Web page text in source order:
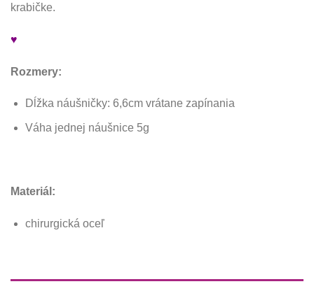
krabičke.
♥
Rozmery:
Dĺžka náušničky: 6,6cm vrátane zapínania
Váha jednej náušnice 5g
Materiál:
chirurgická oceľ